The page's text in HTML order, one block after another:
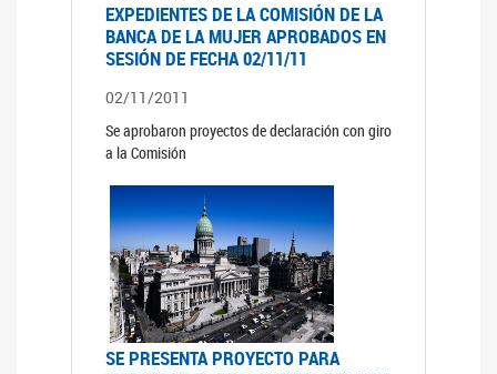
EXPEDIENTES DE LA COMISIÓN DE LA
BANCA DE LA MUJER APROBADOS EN
SESIÓN DE FECHA 02/11/11
02/11/2011
Se aprobaron proyectos de declaración con giro
a la Comisión
SE PRESENTA PROYECTO PARA